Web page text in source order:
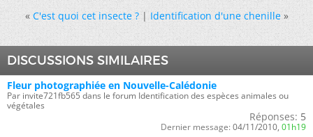
« C'est quoi cet insecte ?|Identification d'une chenille »
DISCUSSIONS SIMILAIRES
Fleur photographiée en Nouvelle-Calédonie
Par invite721fb565 dans le forum Identification des espèces animales ou
végétales
Réponses: 5
Dernier message: 04/11/2010, 01h19